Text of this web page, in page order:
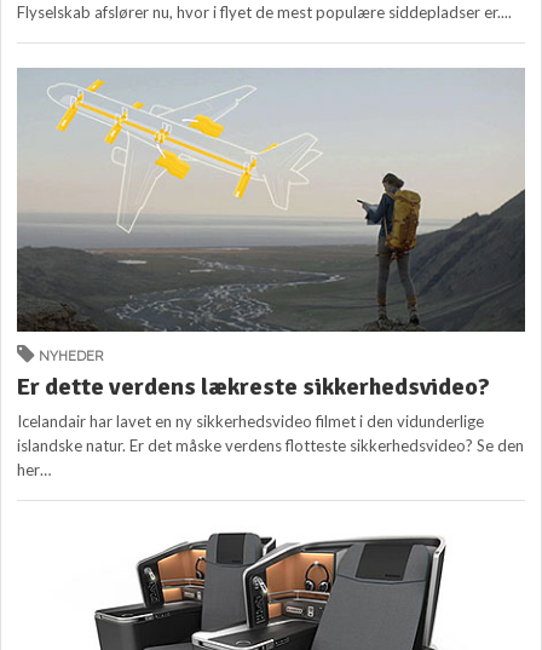
Flyselskab afslører nu, hvor i flyet de mest populære siddepladser er....
NYHEDER
Er dette verdens lækreste sikkerhedsvideo?
Icelandair har lavet en ny sikkerhedsvideo filmet i den vidunderlige
islandske natur. Er det måske verdens flotteste sikkerhedsvideo? Se den
her…